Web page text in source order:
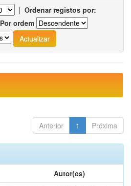
| Ordenar registos por:
Por ordem
Anterior 1 Próxima
Autor(es)